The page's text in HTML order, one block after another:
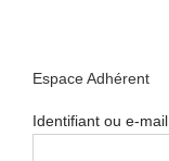
Espace Adhérent
Identifiant ou e-mail